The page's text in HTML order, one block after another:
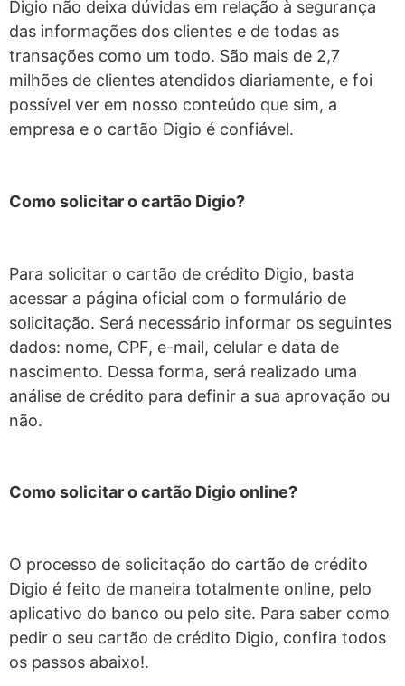
Digio não deixa dúvidas em relação à segurança
das informações dos clientes e de todas as
transações como um todo. São mais de 2,7
milhões de clientes atendidos diariamente, e foi
possível ver em nosso conteúdo que sim, a
empresa e o cartão Digio é confiável.
Como solicitar o cartão Digio?
Para solicitar o cartão de crédito Digio, basta
acessar a página oficial com o formulário de
solicitação. Será necessário informar os seguintes
dados: nome, CPF, e-mail, celular e data de
nascimento. Dessa forma, será realizado uma
análise de crédito para definir a sua aprovação ou
não.
Como solicitar o cartão Digio online?
O processo de solicitação do cartão de crédito
Digio é feito de maneira totalmente online, pelo
aplicativo do banco ou pelo site. Para saber como
pedir o seu cartão de crédito Digio, confira todos
os passos abaixo!.